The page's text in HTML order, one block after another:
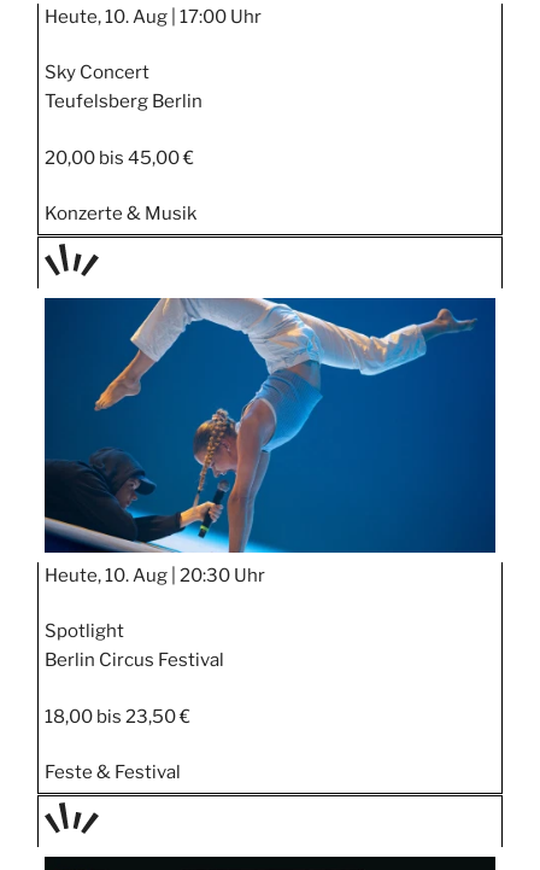
Heute, 10. Aug | 17:00 Uhr
Sky Concert
Teufelsberg Berlin
20,00 bis 45,00 €
Konzerte & Musik
TAGE
Heute, 10. Aug | 20:30 Uhr
Spotlight
Berlin Circus Festival
18,00 bis 23,50 €
Feste & Festival
TAGE